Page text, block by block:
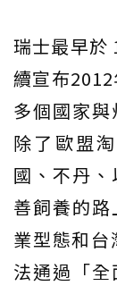
瑞士最早於
續宣布
多個國家
除了歐盟
國、不丹
善飼養的
業型態和
法通過「